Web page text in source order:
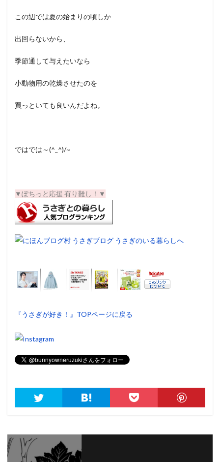
この辺では夏の始まりの頃しか
出回らないから、
季節通して与えたいなら
小動物用の乾燥させたのを
買っといても良いんだよね。
ではでは～(^_^)/~
▼ぽちっと応援 有り難し！ ▼
『うさぎが好き！』TOPページに戻る